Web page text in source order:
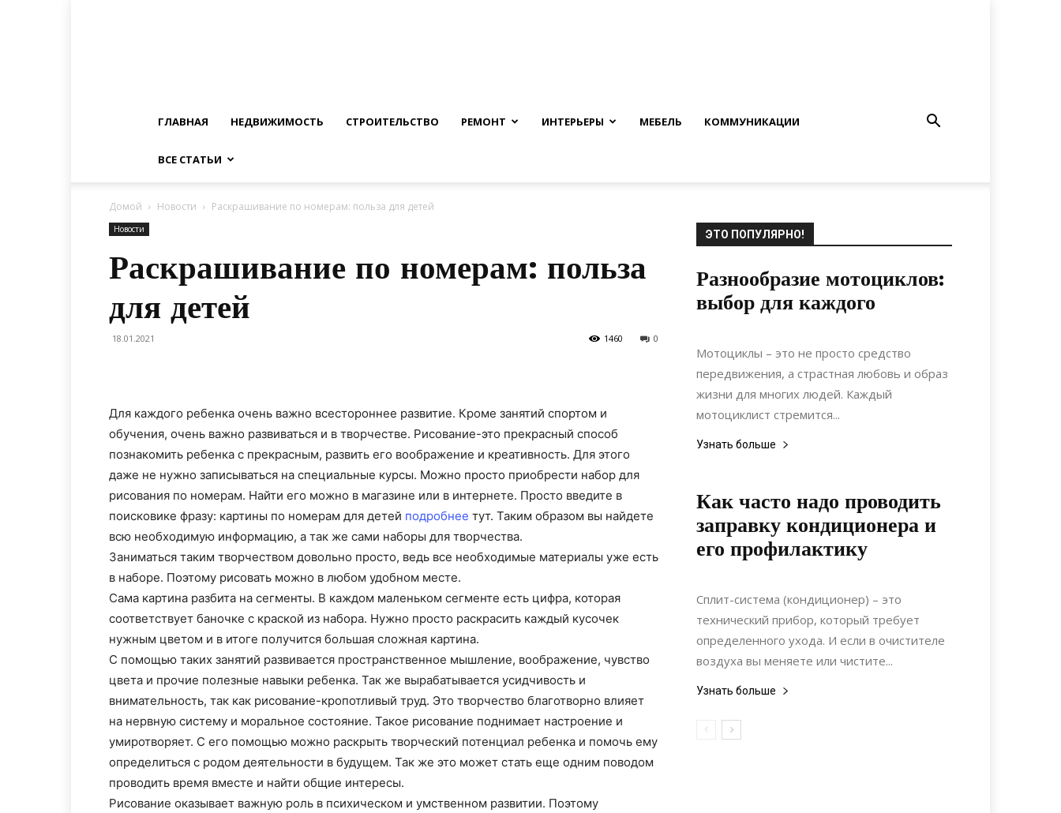
ГЛАВНАЯ НЕДВИЖИМОСТЬ СТРОИТЕЛЬСТВО РЕМОНТ ИНТЕРЬЕРЫ МЕБЕЛЬ КОММУНИКАЦИИ
ВСЕ СТАТЬИ
Домой Новости Раскрашивание по номерам: польза для детей
Новости
Раскрашивание по номерам: польза
для детей
18.01.2021 0
1460
Для каждого ребенка очень важно всестороннее развитие. Кроме занятий спортом и
обучения, очень важно развиваться и в творчестве. Рисование-это прекрасный способ
познакомить ребенка с прекрасным, развить его воображение и креативность. Для этого
даже не нужно записываться на специальные курсы. Можно просто приобрести набор для
рисования по номерам. Найти его можно в магазине или в интернете. Просто введите в
поисковике фразу: картины по номерам для детей подробнее тут. Таким образом вы найдете
всю необходимую информацию, а так же сами наборы для творчества.
Заниматься таким творчеством довольно просто, ведь все необходимые материалы уже есть
в наборе. Поэтому рисовать можно в любом удобном месте.
Сама картина разбита на сегменты. В каждом маленьком сегменте есть цифра, которая
соответствует баночке с краской из набора. Нужно просто раскрасить каждый кусочек
нужным цветом и в итоге получится большая сложная картина.
С помощью таких занятий развивается пространственное мышление, воображение, чувство
цвета и прочие полезные навыки ребенка. Так же вырабатывается усидчивость и
внимательность, так как рисование-кропотливый труд. Это творчество благотворно влияет
на нервную систему и моральное состояние. Такое рисование поднимает настроение и
умиротворяет. С его помощью можно раскрыть творческий потенциал ребенка и помочь ему
определиться с родом деятельности в будущем. Так же это может стать еще одним поводом
проводить время вместе и найти общие интересы.
Рисование оказывает важную роль в психическом и умственном развитии. Поэтому
ЭТО ПОПУЛЯРНО!
Разнообразие мотоциклов:
выбор для каждого
17.06.2022
Мотоциклы – это не просто средство
передвижения, а страстная любовь и образ
жизни для многих людей. Каждый
мотоциклист стремится...
Узнать больше
Как часто надо проводить
заправку кондиционера и
его профилактику
01.06.2019
Сплит-система (кондиционер) – это
технический прибор, который требует
определенного ухода. И если в очистителе
воздуха вы меняете или чистите...
Узнать больше